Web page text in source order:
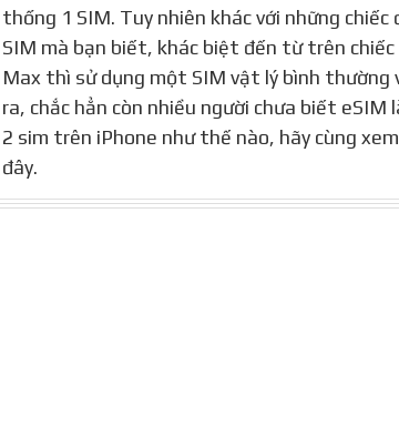
thống 1 SIM. Tuy nhiên khác với những
SIM mà bạn biết, khác biệt đến từ trên chiếc
Max thì sử dụng một SIM vật lý bình thường
ra, chắc hẳn còn nhiều người chưa biết eSIM
2 sim trên iPhone như thế nào, hãy cùng
đây.